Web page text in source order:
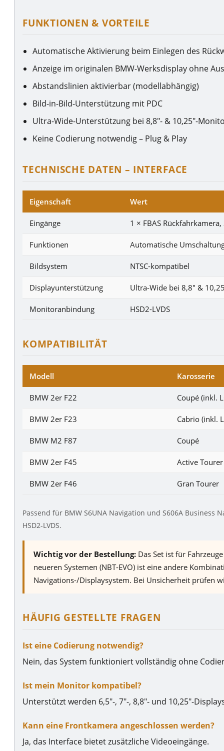
FUNKTIONEN & VORTEILE
Automatische Aktivierung beim Einlegen des
Anzeige im originalen BMW-Werksdisplay ohne
Abstandslinien aktivierbar (modellabhängig)
Bild-in-Bild-Unterstützung mit PDC
Ultra-Wide-Unterstützung bei 8,8″- & 10,25″-
Keine Codierung notwendig – Plug & Play
TECHNISCHE DATEN – INTERFACE
Eigenschaft Wert
Eingänge 1 × FBAS
Funktionen Automatische
Bildsystem NTSC-kompatibel
Displayunterstützung Ultra-Wide bei 8,8″ &
Monitoranbindung HSD2-LVDS
KOMPATIBILITÄT
Modell Karosserie
BMW 2er F22 Coupé (inkl.
BMW 2er F23 Cabrio (inkl.
BMW M2 F87 Coupé
BMW 2er F45 Active Tourer
BMW 2er F46 Gran Tourer
Passend für BMW S6UNA Navigation und S606A Business
HSD2-LVDS.
Wichtig vor der Bestellung: Das Set ist für
neueren Systemen (NBT-EVO) ist eine andere
Navigations-/Displaysystem. Bei Unsicherheit prüfen
HÄUFIG GESTELLTE FRAGEN
Ist eine Codierung notwendig?
Nein, das System funktioniert vollständig ohne
Ist mein Monitor kompatibel?
Unterstützt werden 6,5″-, 7″-, 8,8″- und 10,25″-
Kann eine Frontkamera angeschlossen werden?
Ja, das Interface bietet zusätzliche Videoeingänge.